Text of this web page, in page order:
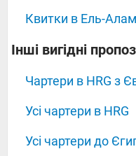
Квитки в Ель-
‍‍‍‍‍Інші вигідні
Чартери в HRG з
Усі чартери в HRG
Усі чартери до